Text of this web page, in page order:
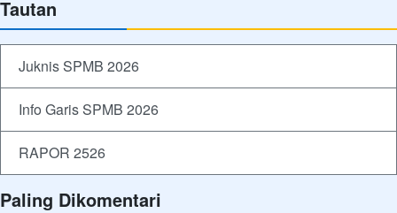
Tautan
Juknis SPMB 2026
Info Garis SPMB 2026
RAPOR 2526
Paling Dikomentari